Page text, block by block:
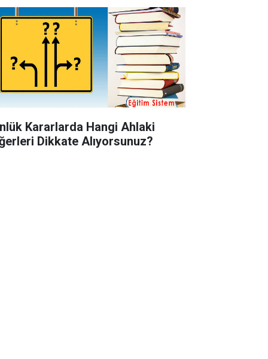
Kararlarda Hangi Ahlaki
Dikkate Alıyorsunuz?